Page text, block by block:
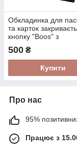
Обкладинка для
та карток
кнопку "Boos" з
500 ₴
Купити
Про нас
95%
Працює з